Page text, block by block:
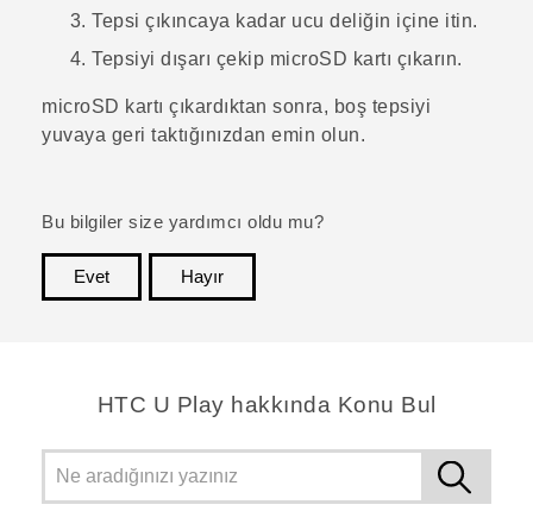
Tepsi çıkıncaya kadar ucu deliğin içine itin.
Tepsiyi dışarı çekip microSD kartı çıkarın.
microSD kartı çıkardıktan sonra, boş tepsiyi
yuvaya geri taktığınızdan emin olun.
Bu bilgiler size yardımcı oldu mu?
Evet
Hayır
HTC U Play hakkında Konu Bul